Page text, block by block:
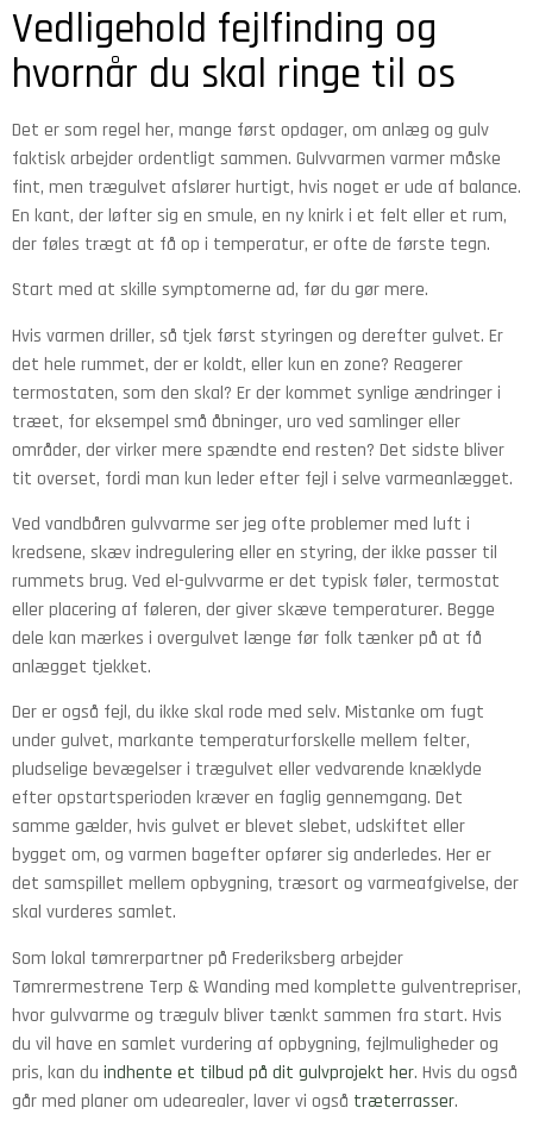
Vedligehold fejlfinding og
hvornår du skal ringe til os
Det er som regel her, mange først opdager, om anlæg og gulv
faktisk arbejder ordentligt sammen. Gulvvarmen varmer måske
fint, men trægulvet afslører hurtigt, hvis noget er ude af balance.
En kant, der løfter sig en smule, en ny knirk i et felt eller et rum,
der føles trægt at få op i temperatur, er ofte de første tegn.
Start med at skille symptomerne ad, før du gør mere.
Hvis varmen driller, så tjek først styringen og derefter gulvet. Er
det hele rummet, der er koldt, eller kun en zone? Reagerer
termostaten, som den skal? Er der kommet synlige ændringer i
træet, for eksempel små åbninger, uro ved samlinger eller
områder, der virker mere spændte end resten? Det sidste bliver
tit overset, fordi man kun leder efter fejl i selve varmeanlægget.
Ved vandbåren gulvvarme ser jeg ofte problemer med luft i
kredsene, skæv indregulering eller en styring, der ikke passer til
rummets brug. Ved el-gulvvarme er det typisk føler, termostat
eller placering af føleren, der giver skæve temperaturer. Begge
dele kan mærkes i overgulvet længe før folk tænker på at få
anlægget tjekket.
Der er også fejl, du ikke skal rode med selv. Mistanke om fugt
under gulvet, markante temperaturforskelle mellem felter,
pludselige bevægelser i trægulvet eller vedvarende knæklyde
efter opstartsperioden kræver en faglig gennemgang. Det
samme gælder, hvis gulvet er blevet slebet, udskiftet eller
bygget om, og varmen bagefter opfører sig anderledes. Her er
det samspillet mellem opbygning, træsort og varmeafgivelse, der
skal vurderes samlet.
Som lokal tømrerpartner på Frederiksberg arbejder
Tømrermestrene Terp & Wanding med komplette gulventrepriser,
hvor gulvvarme og trægulv bliver tænkt sammen fra start. Hvis
du vil have en samlet vurdering af opbygning, fejlmuligheder og
pris, kan du indhente et tilbud på dit gulvprojekt her. Hvis du også
går med planer om udearealer, laver vi også træterrasser.